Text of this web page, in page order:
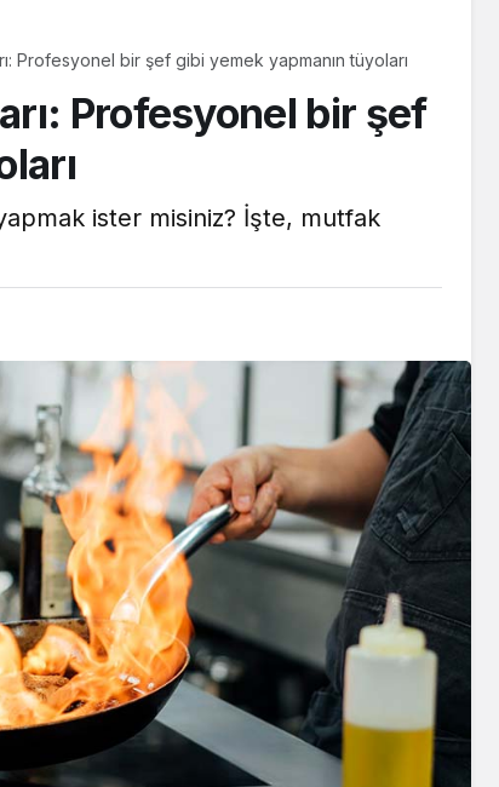
Profesyonel bir şef gibi yemek yapmanın tüyoları
Profesyonel bir şef
ister misiniz? İşte, mutfak
Tam ölçüsüyle
pastaneye taş çıkartır: